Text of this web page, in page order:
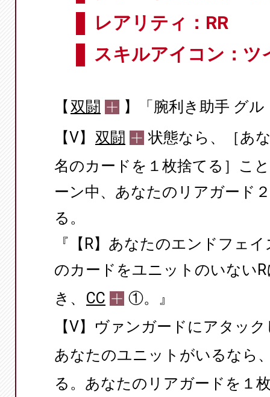
レアリティ：RR
スキルアイコン：ツ
【 双闘
】「腕利き助手 グ
【V】 双闘
状態なら、［あ
名のカードを１枚捨てる］こ
ーン中、あなたのリアガード
る。
『【R】あなたのエンドフェ
のカードをユニットのいない
き、
CC
①。』
【V】ヴァンガードにアタッ
あなたのユニットがいるなら
る。あなたのリアガードを１